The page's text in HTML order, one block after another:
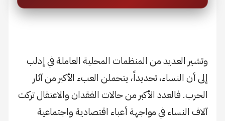
وتشير العديد من المنظمات المحلية العاملة في إدلب
إلى أن النساء، تحديداً، يتحملن العبء الأكبر من آثار
الحرب. فالعدد الأكبر من حالات الفقدان والاعتقال تركت
آلاف النساء في مواجهة أعباء اقتصادية واجتماعية